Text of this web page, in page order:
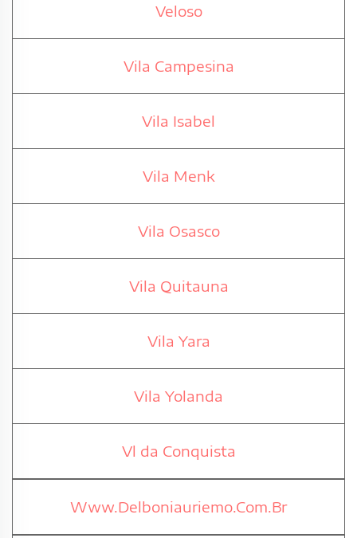
Veloso
Vila Campesina
Vila Isabel
Vila Menk
Vila Osasco
Vila Quitauna
Vila Yara
Vila Yolanda
Vl da Conquista
Www.Delboniauriemo.Com.Br